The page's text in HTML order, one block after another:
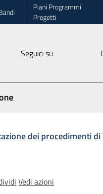
Piani Programmi
Progetti
Seguici su
dei procedimenti di
Vedi azioni